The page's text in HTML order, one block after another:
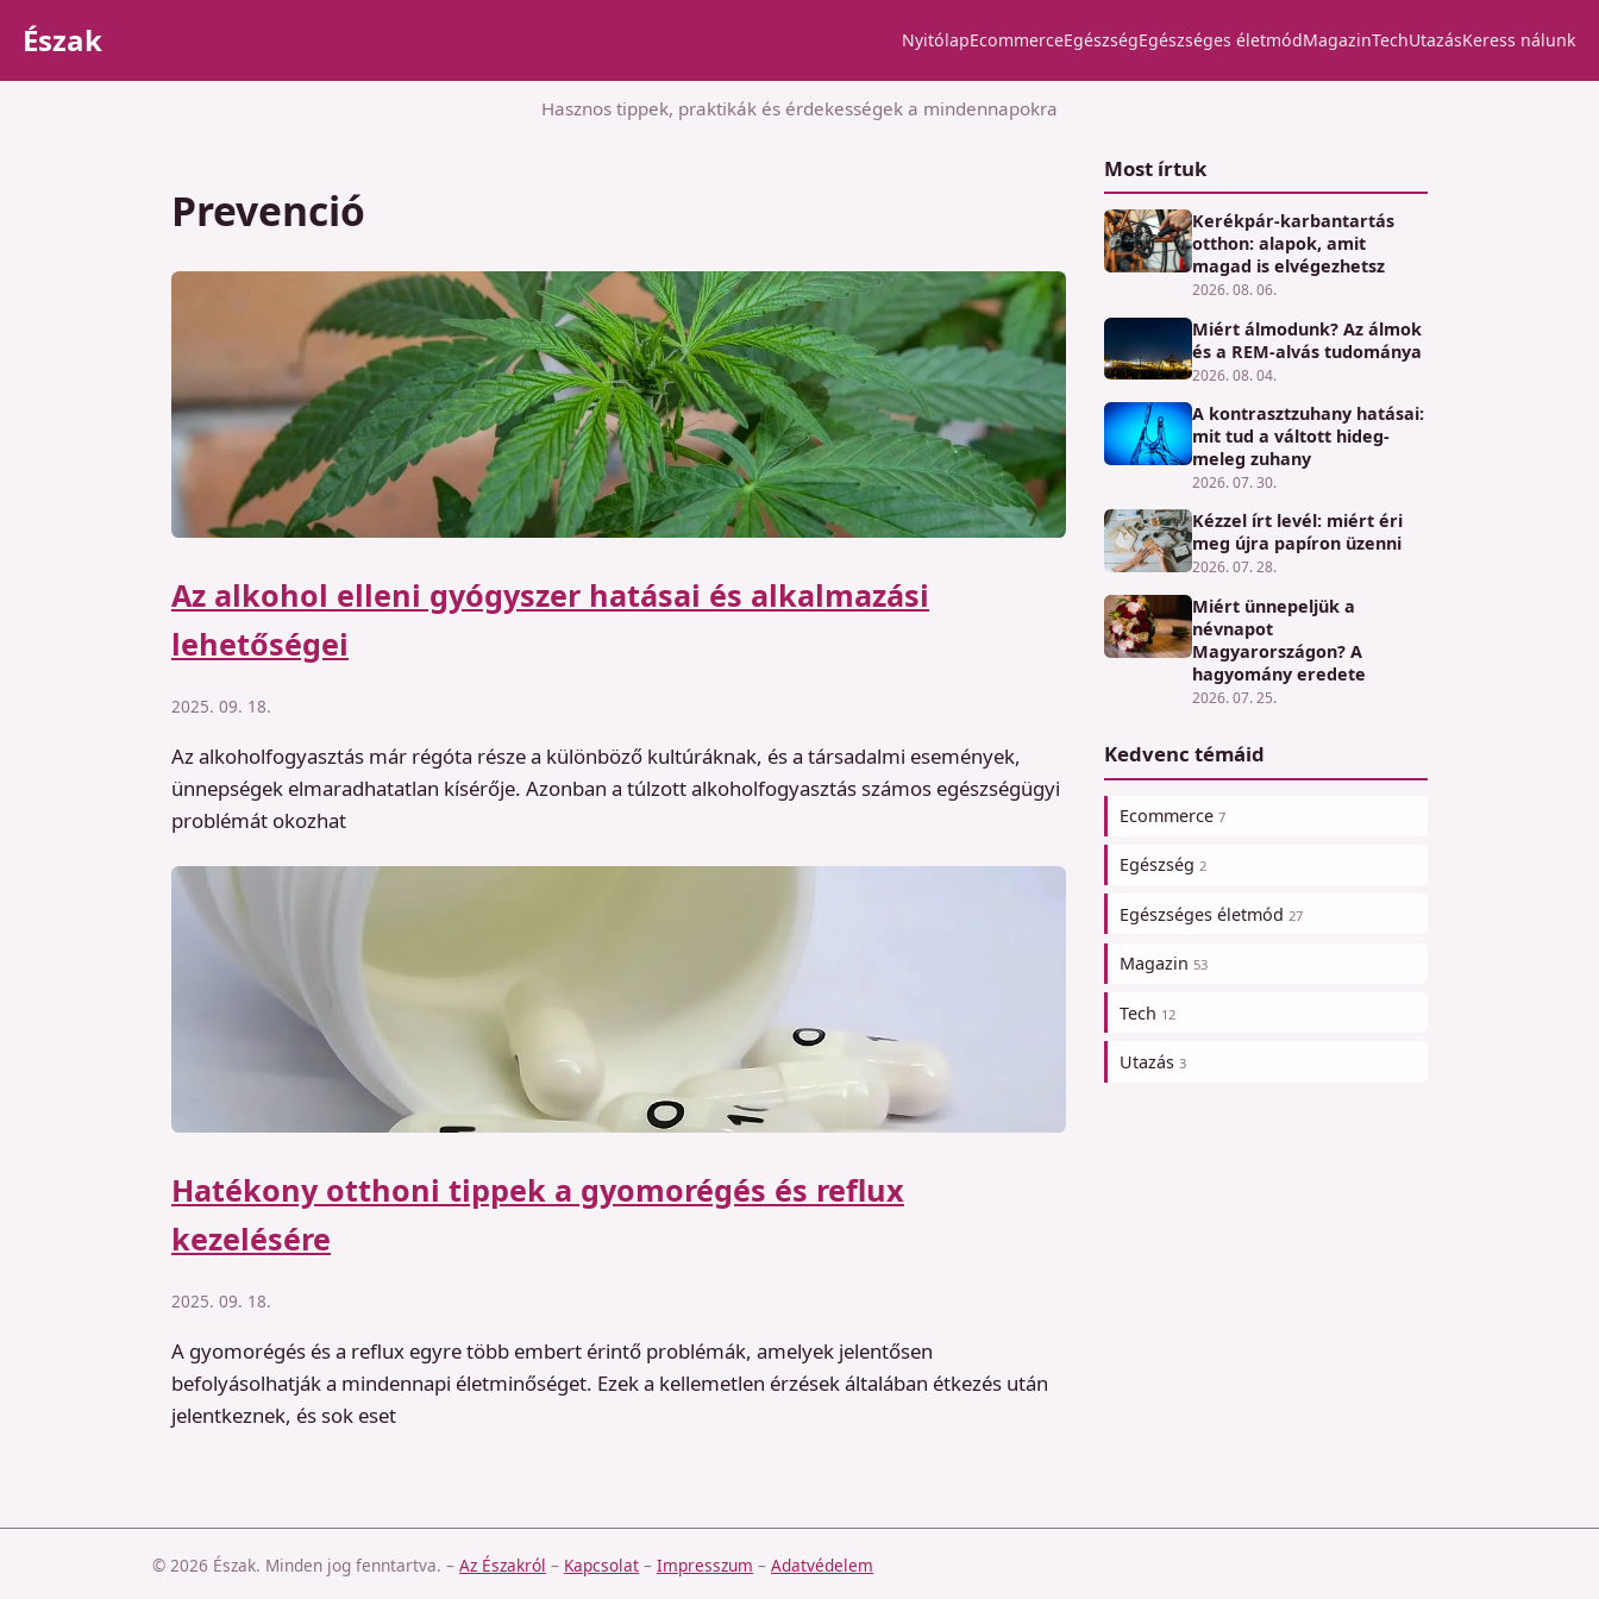
Észak NyitólapEcommerceEgészségEgészséges életmódMagazinTechUtazásKeress nálunk
Hasznos tippek, praktikák és érdekességek a mindennapokra
Prevenció
Az alkohol elleni gyógyszer hatásai és alkalmazási
lehetőségei
2025. 09. 18.
Az alkoholfogyasztás már régóta része a különböző kultúráknak, és a társadalmi események,
ünnepségek elmaradhatatlan kísérője. Azonban a túlzott alkoholfogyasztás számos egészségügyi
problémát okozhat
Hatékony otthoni tippek a gyomorégés és reflux
kezelésére
2025. 09. 18.
A gyomorégés és a reflux egyre több embert érintő problémák, amelyek jelentősen
befolyásolhatják a mindennapi életminőséget. Ezek a kellemetlen érzések általában étkezés után
jelentkeznek, és sok eset
Most írtuk
Kerékpár-karbantartás
otthon: alapok, amit
magad is elvégezhetsz
2026. 08. 06.
Miért álmodunk? Az álmok
és a REM-alvás tudománya
2026. 08. 04.
A kontrasztzuhany hatásai:
mit tud a váltott hideg-
meleg zuhany
2026. 07. 30.
Kézzel írt levél: miért éri
meg újra papíron üzenni
2026. 07. 28.
Miért ünnepeljük a
névnapot
Magyarországon? A
hagyomány eredete
2026. 07. 25.
Kedvenc témáid
Ecommerce 7
Egészség 2
Egészséges életmód 27
Magazin 53
Tech 12
Utazás 3
© 2026 Észak. Minden jog fenntartva. – Az Északról – Kapcsolat – Impresszum – Adatvédelem